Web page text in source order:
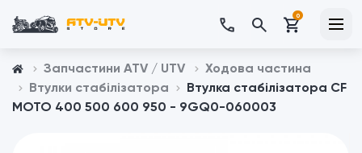
0
Запчастини ATV / UTV
Ходова частина
Втулки стабілізатора
Втулка стабілізатора CF
MOTO 400 500 600 950 - 9GQ0-060003